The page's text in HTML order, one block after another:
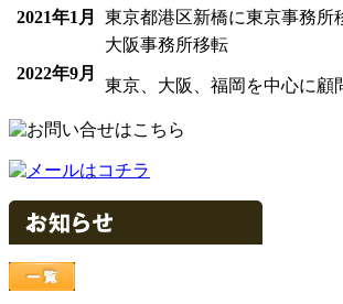
2021年1月
東京都港区新橋に東京事務所
2022年9月
大阪事務所移転
東京、大阪、福岡を中心に顧